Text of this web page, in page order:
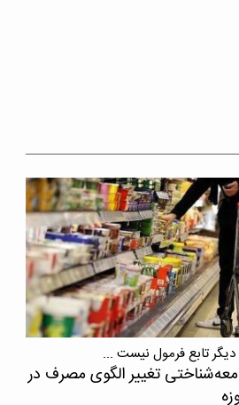
تابع فرمول نیست ...
تغییر الگوی مصرف در